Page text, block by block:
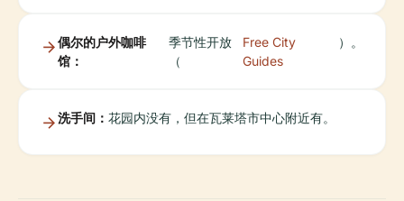
偶尔的户外咖啡
馆：
季节性开放
（
Free City
Guides
）。
洗手间： 花园内没有，但在瓦莱塔市中心附近有。